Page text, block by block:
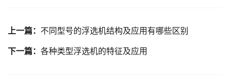
上一篇： 不同型号的浮选机结构及应用有哪些区别
下一篇： 各种类型浮选机的特征及应用